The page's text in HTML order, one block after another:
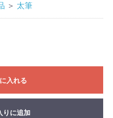
＞ 太筆
入れる
りに追加